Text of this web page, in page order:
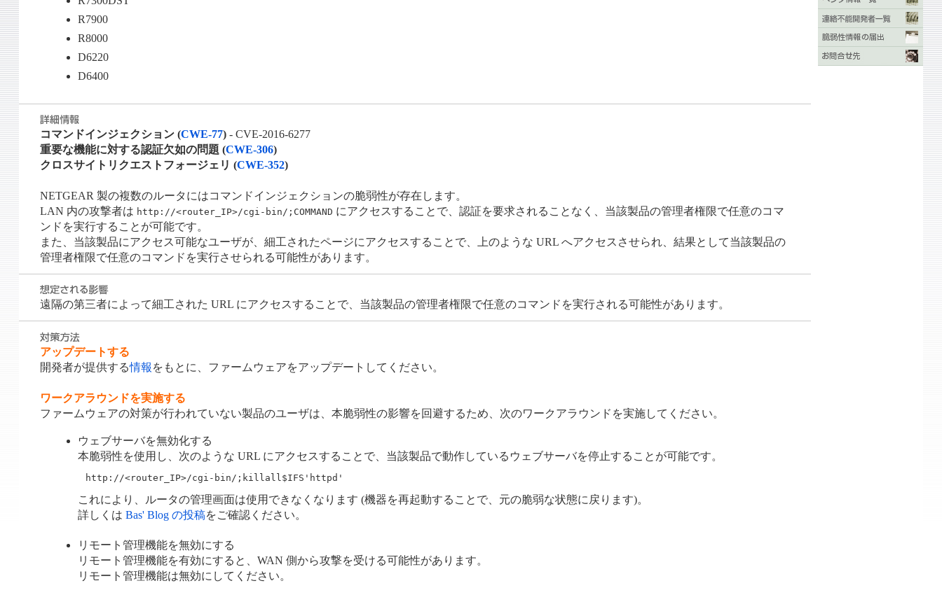
R7900
R8000
D6220
D6400
コマンドインジェクション (CWE-77)- CVE-2016-6277
重要な機能に対する認証欠如の問題 (CWE-306)
クロスサイトリクエストフォージェリ (CWE-352)
NETGEAR 製の複数のルータにはコマンドインジェクションの脆弱性が存在します。
LAN 内の攻撃者は http://<router_IP>/cgi-bin/;COMMAND にアクセスすることで、認証を要求されることなく、当該製品の管理者権限で任意のコマ
ンドを実行することが可能です。
また、当該製品にアクセス可能なユーザが、細工されたページにアクセスすることで、上のような URL へアクセスさせられ、結果として当該製品の
管理者権限で任意のコマンドを実行させられる可能性があります。
遠隔の第三者によって細工された URL にアクセスすることで、当該製品の管理者権限で任意のコマンドを実行される可能性があります。
アップデートする
開発者が提供する情報 をもとに、ファームウェアをアップデートしてください。
ワークアラウンドを実施する
ファームウェアの対策が行われていない製品のユーザは、本脆弱性の影響を回避するため、次のワークアラウンドを実施してください。
ウェブサーバを無効化する
本脆弱性を使用し、次のような URL にアクセスすることで、当該製品で動作しているウェブサーバを停止することが可能です。
http://<router_IP>/cgi-bin/;killall$IFS'httpd'
これにより、ルータの管理画面は使用できなくなります (機器を再起動することで、元の脆弱な状態に戻ります)。
詳しくはBas' Blog の投稿をご確認ください。
リモート管理機能を無効にする
リモート管理機能を有効にすると、WAN 側から攻撃を受ける可能性があります。
リモート管理機能は無効にしてください。